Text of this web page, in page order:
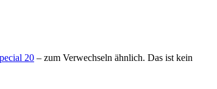
20 – zum Verwechseln ähnlich. Das ist kein